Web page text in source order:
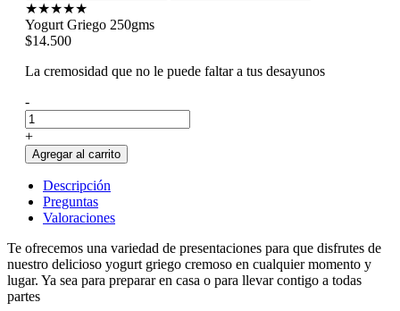
★★★★★
Yogurt Griego 250gms
$14.500
La cremosidad que no le puede faltar a tus desayunos
-
+
Agregar al carrito
Descripción
Preguntas
Valoraciones
Te ofrecemos una variedad de presentaciones para que disfrutes de
nuestro delicioso yogurt griego cremoso en cualquier momento y
lugar. Ya sea para preparar en casa o para llevar contigo a todas
partes